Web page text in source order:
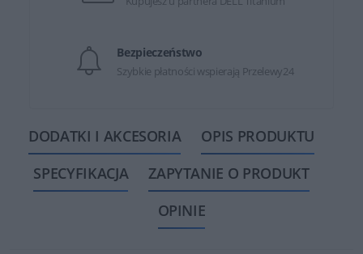
Bezpieczeństwo
Szybkie płatności wspierają Przelewy24
DODATKI I AKCESORIA
OPIS PRODUKTU
SPECYFIKACJA
ZAPYTANIE O PRODUKT
OPINIE